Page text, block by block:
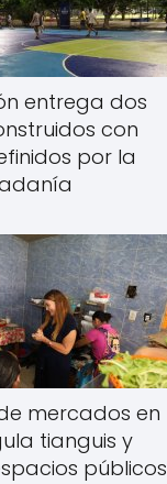
entrega dos
con
por la
mercados en
tianguis y
públicos